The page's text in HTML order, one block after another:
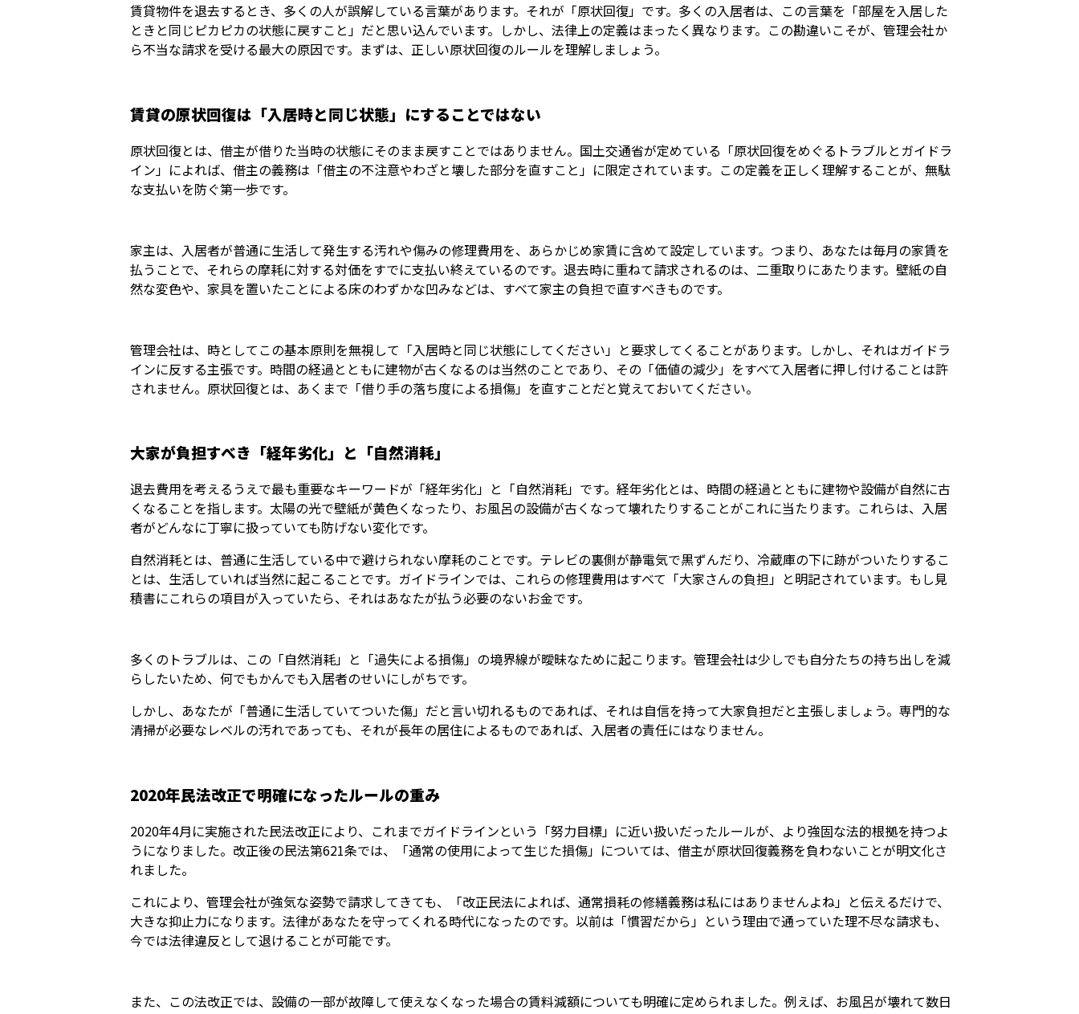
賃貸物件を退去するとき、多くの人が誤解している言葉があります。それが「原状回復」です。多くの入居者は、この言葉を「部屋を入居した
ときと同じピカピカの状態に戻すこと」だと思い込んでいます。しかし、法律上の定義はまったく異なります。この勘違いこそが、管理会社か
ら不当な請求を受ける最大の原因です。まずは、正しい原状回復のルールを理解しましょう。
賃貸の原状回復は「入居時と同じ状態」にすることではない
原状回復とは、借主が借りた当時の状態にそのまま戻すことではありません。国土交通省が定めている「原状回復をめぐるトラブルとガイドラ
イン」によれば、借主の義務は「借主の不注意やわざと壊した部分を直すこと」に限定されています。この定義を正しく理解することが、無駄
な支払いを防ぐ第一歩です。
家主は、入居者が普通に生活して発生する汚れや傷みの修理費用を、あらかじめ家賃に含めて設定しています。つまり、あなたは毎月の家賃を
払うことで、それらの摩耗に対する対価をすでに支払い終えているのです。退去時に重ねて請求されるのは、二重取りにあたります。壁紙の自
然な変色や、家具を置いたことによる床のわずかな凹みなどは、すべて家主の負担で直すべきものです。
管理会社は、時としてこの基本原則を無視して「入居時と同じ状態にしてください」と要求してくることがあります。しかし、それはガイドラ
インに反する主張です。時間の経過とともに建物が古くなるのは当然のことであり、その「価値の減少」をすべて入居者に押し付けることは許
されません。原状回復とは、あくまで「借り手の落ち度による損傷」を直すことだと覚えておいてください。
大家が負担すべき「経年劣化」と「自然消耗」
退去費用を考えるうえで最も重要なキーワードが「経年劣化」と「自然消耗」です。経年劣化とは、時間の経過とともに建物や設備が自然に古
くなることを指します。太陽の光で壁紙が黄色くなったり、お風呂の設備が古くなって壊れたりすることがこれに当たります。これらは、入居
者がどんなに丁寧に扱っていても防げない変化です。
自然消耗とは、普通に生活している中で避けられない摩耗のことです。テレビの裏側が静電気で黒ずんだり、冷蔵庫の下に跡がついたりするこ
とは、生活していれば当然に起こることです。ガイドラインでは、これらの修理費用はすべて「大家さんの負担」と明記されています。もし見
積書にこれらの項目が入っていたら、それはあなたが払う必要のないお金です。
多くのトラブルは、この「自然消耗」と「過失による損傷」の境界線が曖昧なために起こります。管理会社は少しでも自分たちの持ち出しを減
らしたいため、何でもかんでも入居者のせいにしがちです。
しかし、あなたが「普通に生活していてついた傷」だと言い切れるものであれば、それは自信を持って大家負担だと主張しましょう。専門的な
清掃が必要なレベルの汚れであっても、それが長年の居住によるものであれば、入居者の責任にはなりません。
2020年民法改正で明確になったルールの重み
2020年4月に実施された民法改正により、これまでガイドラインという「努力目標」に近い扱いだったルールが、より強固な法的根拠を持つよ
うになりました。改正後の民法第621条では、「通常の使用によって生じた損傷」については、借主が原状回復義務を負わないことが明文化さ
れました。
これにより、管理会社が強気な姿勢で請求してきても、「改正民法によれば、通常損耗の修繕義務は私にはありませんよね」と伝えるだけで、
大きな抑止力になります。法律があなたを守ってくれる時代になったのです。以前は「慣習だから」という理由で通っていた理不尽な請求も、
今では法律違反として退けることが可能です。
また、この法改正では、設備の一部が故障して使えなくなった場合の賃料減額についても明確に定められました。例えば、お風呂が壊れて数日